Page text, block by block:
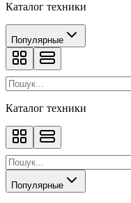
Каталог техники
Популярные
Каталог техники
Популярные